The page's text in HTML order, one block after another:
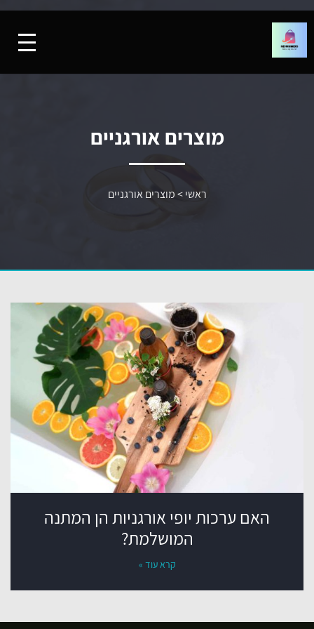
מוצרים אורגניים
ראשי>מוצרים אורגניים
האם ערכות יופי אורגניות הן המתנה
המושלמת?
קרא עוד »